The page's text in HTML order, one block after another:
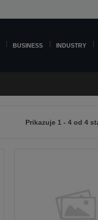
BUSINESS INDUSTRY
Prikazuje 1 - 4 od 4